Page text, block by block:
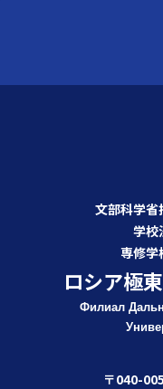
文部科学省
学
専修学
ロシア極
Филиал
〒040-